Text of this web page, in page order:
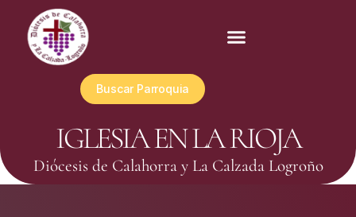
Buscar Parroquia
IGLESIA EN LA RIOJA
Diócesis de Calahorra y La Calzada Logroño